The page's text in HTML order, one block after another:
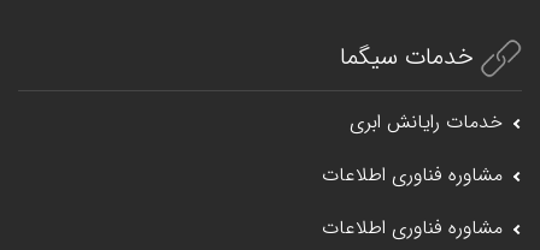
خدمات سیگما
خدمات رایانش ابری
مشاوره فناوری اطلاعات
مشاوره فناوری اطلاعات